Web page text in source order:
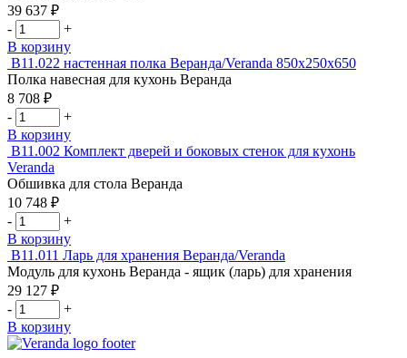
39 637 ₽
Количество
товара
Кухня
с
мойкой
VERANDA
-
+
В корзину
В11.022 настенная полка Веранда/Veranda 850х250х650
Полка навесная для кухонь Веранда
8 708 ₽
Количество
товара
настенная
полка
Веранда/Veranda
850х250х650
-
+
В корзину
В11.002 Комплект дверей и боковых стенок для кухонь
Veranda
Обшивка для стола Веранда
10 748 ₽
Количество
товара
Комплект
дверей
и
боковых
стенок
для
кухонь
-
+
В корзину
В11.011 Ларь для хранения Веранда/Veranda
Модуль для кухонь Веранда - ящик (ларь) для хранения
29 127 ₽
Количество
товара
Ларь
-
+
В корзину